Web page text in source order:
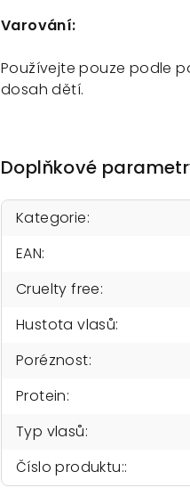
Varování:
Používejte pouze podle
dosah dětí.
Doplňkové
Kategorie:
EAN:
Cruelty free:
Hustota vlasů:
Poréznost:
Protein:
Typ vlasů:
Číslo produktu::